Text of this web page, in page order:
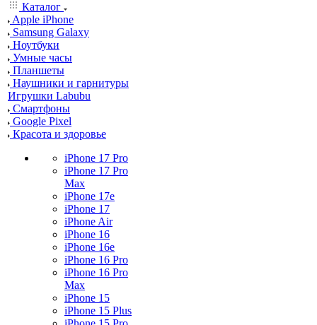
Каталог
Apple iPhone
Samsung Galaxy
Ноутбуки
Умные часы
Планшеты
Наушники и гарнитуры
Игрушки Labubu
Смартфоны
Google Pixel
Красота и здоровье
iPhone 17 Pro
iPhone 17 Pro
Max
iPhone 17e
iPhone 17
iPhone Air
iPhone 16
iPhone 16e
iPhone 16 Pro
iPhone 16 Pro
Max
iPhone 15
iPhone 15 Plus